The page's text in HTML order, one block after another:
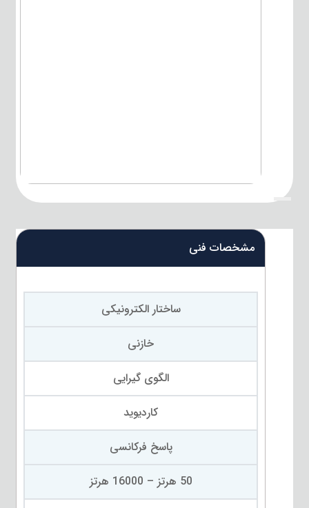
{title}
مشخصات فنی
ساختار الکترونیکی
خازنی
الگوی گیرایی
کاردیوید
پاسخ فرکانسی
50 هرتز – 16000 هرتز